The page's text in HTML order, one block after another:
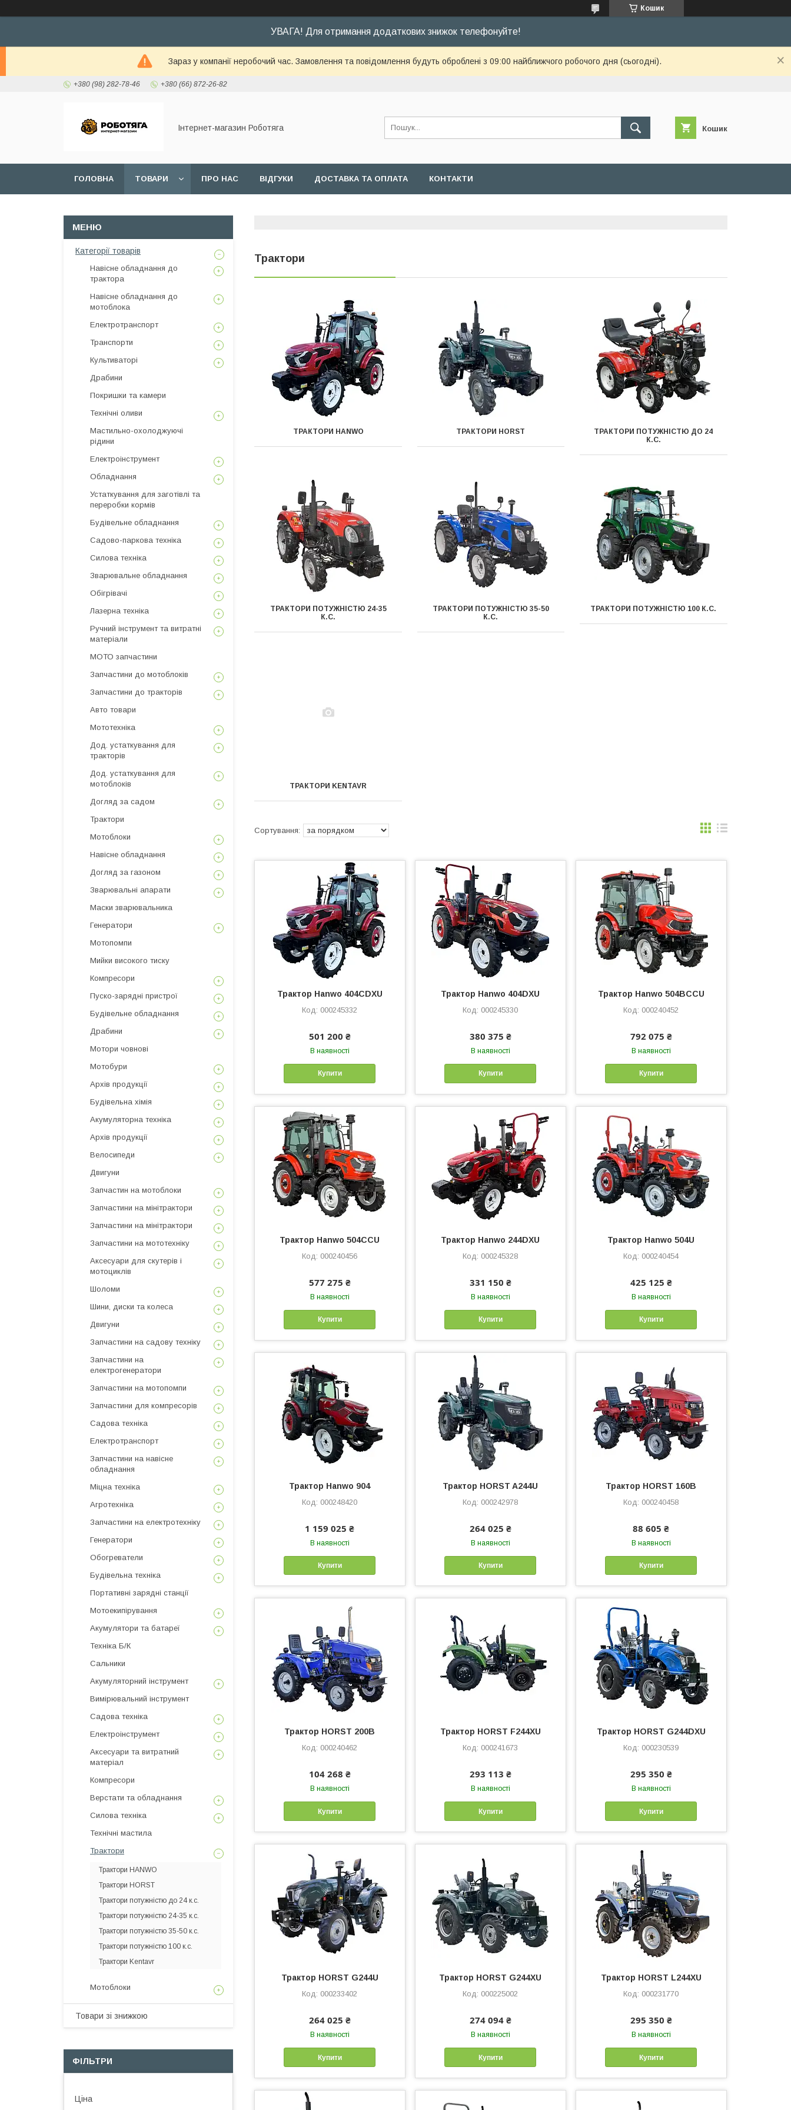
Кошик
УВАГА! Для отримання додаткових знижок телефонуйте!
Зараз у компанії неробочий час. Замовлення та повідомлення будуть оброблені з 09:00 найближчого робочого дня (сьогодні).
+380 (98) 282-78-46 +380 (66) 872-26-82
Інтернет-магазин Роботяга Кошик
ГОЛОВНА ТОВАРИ ПРО НАС ВІДГУКИ ДОСТАВКА ТА ОПЛАТА КОНТАКТИ
Трактори
ТРАКТОРИ HANWO ТРАКТОРИ HORST
ТРАКТОРИ ПОТУЖНІСТЮ ДО 24
К.С.
ТРАКТОРИ ПОТУЖНІСТЮ 24-35
К.С.
ТРАКТОРИ ПОТУЖНІСТЮ 35-50
К.С.
ТРАКТОРИ ПОТУЖНІСТЮ 100 К.С.
ТРАКТОРИ KENTAVR
Трактор Hanwo 404CDXU
000245332
501 200 ₴
В наявності
Купити
Трактор Hanwo 404DXU
000245330
380 375 ₴
В наявності
Купити
Трактор Hanwo 504BCCU
000240452
792 075 ₴
В наявності
Купити
Трактор Hanwo 504CCU
000240456
577 275 ₴
В наявності
Купити
Трактор Hanwo 244DXU
000245328
331 150 ₴
В наявності
Купити
Трактор Hanwo 504U
000240454
425 125 ₴
В наявності
Купити
Трактор Hanwo 904
000248420
1 159 025 ₴
В наявності
Купити
Трактор HORST A244U
000242978
264 025 ₴
В наявності
Купити
Трактор HORST 160B
000240458
88 605 ₴
В наявності
Купити
Трактор HORST 200B
000240462
104 268 ₴
В наявності
Купити
Трактор HORST F244XU
000241673
293 113 ₴
В наявності
Купити
Трактор HORST G244DXU
000230539
295 350 ₴
В наявності
Купити
Трактор HORST G244U
000233402
264 025 ₴
В наявності
Купити
Трактор HORST G244XU
000225002
274 094 ₴
В наявності
Купити
Трактор HORST L244XU
000231770
295 350 ₴
В наявності
Купити
Категорії товарів
Навісне обладнання до
трактора
Навісне обладнання до
мотоблока
Електротранспорт
Транспорти
Культиваторі
Драбини
Покришки та камери
Технічні оливи
Мастильно-охолоджуючі
рідини
Електроінструмент
Обладнання
Устаткування для заготівлі та
переробки кормів
Будівельне обладнання
Садово-паркова техніка
Силова техніка
Зварювальне обладнання
Обігрівачі
Лазерна техніка
Ручний інструмент та витратні
матеріали
МОТО запчастини
Запчастини до мотоблоків
Запчастини до тракторів
Авто товари
Мототехніка
Дод. устаткування для
тракторів
Дод. устаткування для
мотоблоків
Догляд за садом
Трактори
Мотоблоки
Навісне обладнання
Догляд за газоном
Зварювальні апарати
Маски зварювальника
Генератори
Мотопомпи
Мийки високого тиску
Компресори
Пуско-зарядні пристрої
Будівельне обладнання
Драбини
Мотори човнові
Мотобури
Архів продукції
Будівельна хімія
Акумуляторна техніка
Архів продукції
Велосипеди
Двигуни
Запчастин на мотоблоки
Запчастини на мінітрактори
Запчастини на мінітрактори
Запчастини на мототехніку
Аксесуари для скутерів і
мотоциклів
Шоломи
Шини, диски та колеса
Двигуни
Запчастини на садову техніку
Запчастини на
електрогенератори
Запчастини на мотопомпи
Запчастини для компресорів
Садова техніка
Електротранспорт
Запчастини на навісне
обладнання
Міцна техніка
Агротехніка
Запчастини на електротехніку
Генератори
Обогреватели
Будівельна техніка
Портативні зарядні станції
Мотоекипірування
Акумулятори та батареї
Техніка Б/К
Сальники
Акумуляторний інструмент
Вимірювальний інструмент
Садова техніка
Електроінструмент
Аксесуари та витратний
матеріал
Компресори
Верстати та обладнання
Силова техніка
Технічні мастила
Трактори
Трактори HANWO
Трактори HORST
Трактори потужністю до 24 к.с.
Трактори потужністю 24-35 к.с.
Трактори потужністю 35-50 к.с.
Трактори потужністю 100 к.с.
Трактори Kentavr
Мотоблоки
Товари зі знижкою
ФІЛЬТРИ
Ціна